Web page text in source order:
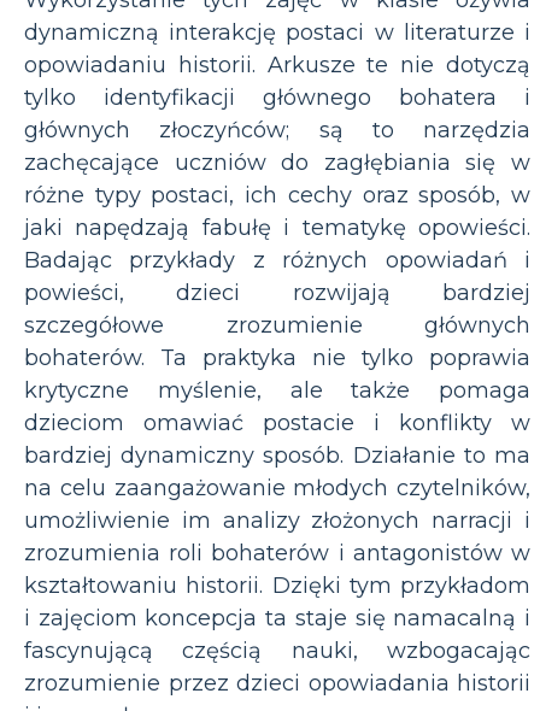
dynamiczną interakcję postaci w literaturze i
opowiadaniu historii. Arkusze te nie dotyczą
tylko identyfikacji głównego bohatera i
głównych złoczyńców; są to narzędzia
zachęcające uczniów do zagłębiania się w
różne typy postaci, ich cechy oraz sposób, w
jaki napędzają fabułę i tematykę opowieści.
Badając przykłady z różnych opowiadań i
powieści, dzieci rozwijają bardziej
szczegółowe zrozumienie głównych
bohaterów. Ta praktyka nie tylko poprawia
krytyczne myślenie, ale także pomaga
dzieciom omawiać postacie i konflikty w
bardziej dynamiczny sposób. Działanie to ma
na celu zaangażowanie młodych czytelników,
umożliwienie im analizy złożonych narracji i
zrozumienia roli bohaterów i antagonistów w
kształtowaniu historii. Dzięki tym przykładom
i zajęciom koncepcja ta staje się namacalną i
fascynującą częścią nauki, wzbogacając
zrozumienie przez dzieci opowiadania historii